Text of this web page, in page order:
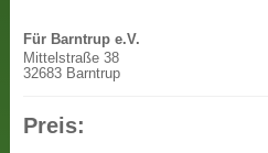
Für Barntrup e.V.
Mittelstraße 38
32683 Barntrup
Preis: